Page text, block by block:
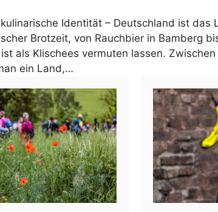
Identität – Deutschland ist das
Brotzeit, von Rauchbier in Bamberg
als Klischees vermuten lassen.
ein Land,…